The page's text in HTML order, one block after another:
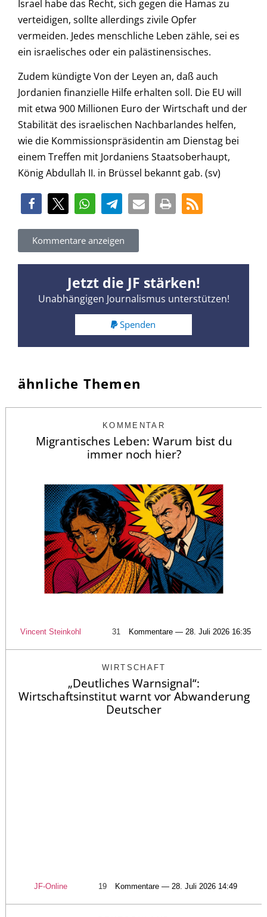
Israel habe das Recht, sich gegen die Hamas zu
verteidigen, sollte allerdings zivile Opfer
vermeiden. Jedes menschliche Leben zähle, sei es
ein israelisches oder ein palästinensisches.
Zudem kündigte Von der Leyen an, daß auch
Jordanien finanzielle Hilfe erhalten soll. Die EU will
mit etwa 900 Millionen Euro der Wirtschaft und der
Stabilität des israelischen Nachbarlandes helfen,
wie die Kommissionspräsidentin am Dienstag bei
einem Treffen mit Jordaniens Staatsoberhaupt,
König Abdullah II. in Brüssel bekannt gab. (sv)
Kommentare anzeigen
Jetzt die JF stärken!
Unabhängigen Journalismus unterstützen!
Spenden
ähnliche Themen
KOMMENTAR
Migrantisches Leben: Warum bist du
immer noch hier?
Vincent Steinkohl 31 Kommentare — 28. Juli 2026 16:35
WIRTSCHAFT
„Deutliches Warnsignal“:
Wirtschaftsinstitut warnt vor Abwanderung
Deutscher
JF-Online 19 Kommentare — 28. Juli 2026 14:49